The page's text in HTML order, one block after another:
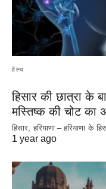
हेल्थ
हिसार की छात्रा के
मस्तिष्क की चोट
हिसार, हरियाणा – हरियाणा के
1 year ago